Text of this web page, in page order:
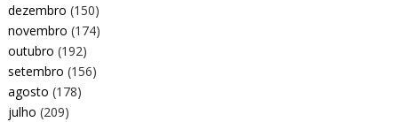
dezembro (150)
novembro (174)
outubro (192)
setembro (156)
agosto (178)
julho (209)